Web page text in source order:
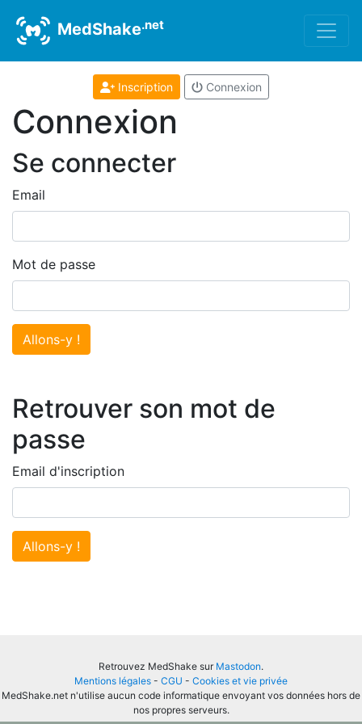
MedShake.net
Inscription Connexion
Connexion
Se connecter
Email
Mot de passe
Allons-y !
Retrouver son mot de
passe
Email d'inscription
Allons-y !
Retrouvez MedShake sur Mastodon.
Mentions légales - CGU - Cookies et vie privée
MedShake.net n'utilise aucun code informatique envoyant vos données hors de
nos propres serveurs.